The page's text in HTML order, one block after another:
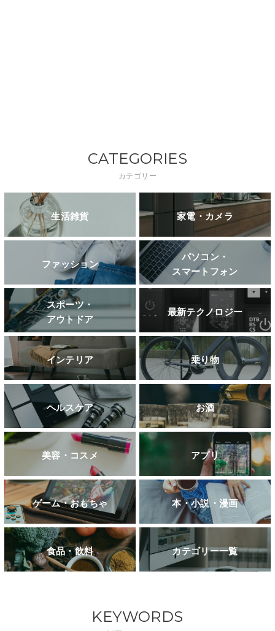
CATEGORIES
カテゴリー
生活雑貨 家電・カメラ
ファッション
パソコン・
スマートフォン
スポーツ・
アウトドア
最新テクノロジー
インテリア 乗り物
ヘルスケア お酒
美容・コスメ アプリ
ゲーム・おもちゃ 本・小説・漫画
食品・飲料 カテゴリー一覧
KEYWORDS